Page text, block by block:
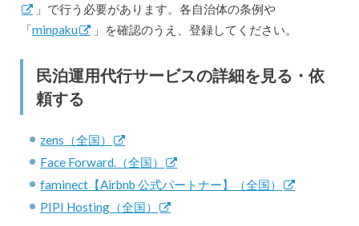
」で行う必要があります。各自治体の条例や
「minpaku 」を確認のうえ、登録してください。
民泊運用代行サービスの詳細を見る・依
頼する
zens（全国）
Face Forward.（全国）
faminect【Airbnb 公式パートナー】（全国）
PIPI Hosting（全国）